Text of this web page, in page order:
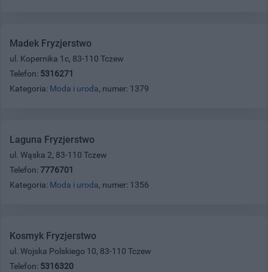
Madek Fryzjerstwo
ul. Kopernika 1c, 83-110 Tczew
Telefon: 5316271
Kategoria: Moda i uroda, numer: 1379
Laguna Fryzjerstwo
ul. Wąska 2, 83-110 Tczew
Telefon: 7776701
Kategoria: Moda i uroda, numer: 1356
Kosmyk Fryzjerstwo
ul. Wojska Polskiego 10, 83-110 Tczew
Telefon: 5316320